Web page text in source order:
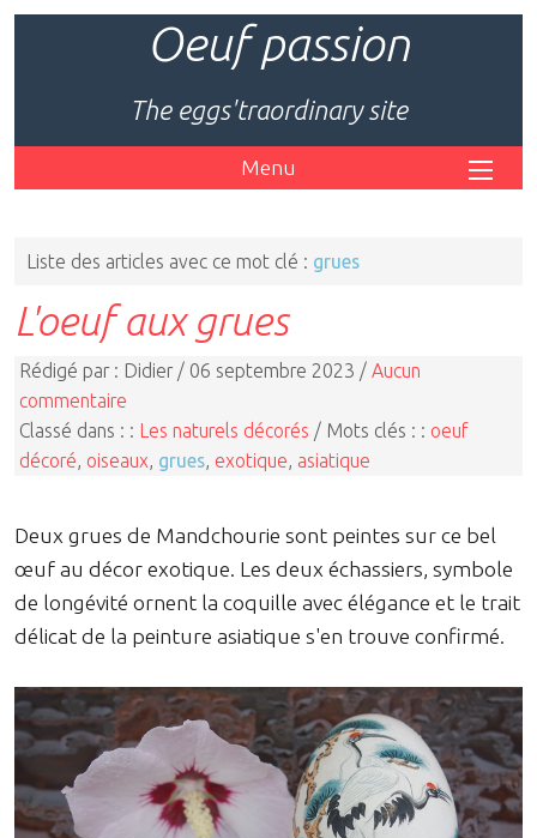
Oeuf passion
The eggs'traordinary site
Menu
Liste des articles avec ce mot clé : grues
L'oeuf aux grues
Rédigé par : Didier / 06 septembre 2023 / Aucun
commentaire
Classé dans : : Les naturels décorés / Mots clés : : oeuf
décoré oiseaux grues exotique asiatique
Deux grues de Mandchourie sont peintes sur ce bel
œuf au décor exotique. Les deux échassiers, symbole
de longévité ornent la coquille avec élégance et le trait
délicat de la peinture asiatique s'en trouve confirmé.